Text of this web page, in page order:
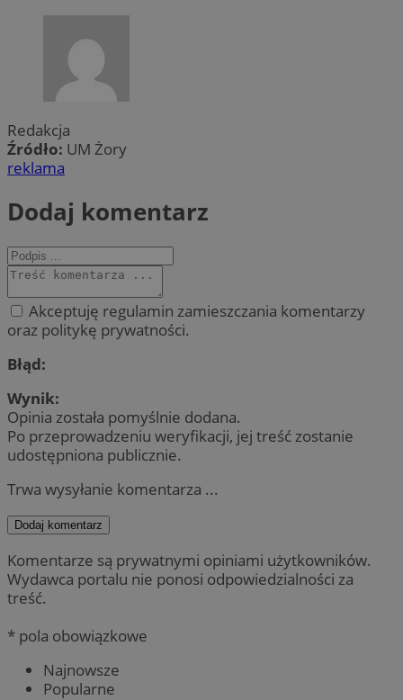
Redakcja
Źródło: UM Żory
reklama
Dodaj komentarz
Akceptuję regulamin zamieszczania komentarzy
oraz politykę prywatności.
Błąd:
Wynik:
Opinia została pomyślnie dodana.
Po przeprowadzeniu weryfikacji, jej treść zostanie
udostępniona publicznie.
Trwa wysyłanie komentarza ...
Dodaj komentarz
Komentarze są prywatnymi opiniami użytkowników.
Wydawca portalu nie ponosi odpowiedzialności za
treść.
* pola obowiązkowe
Najnowsze
Popularne